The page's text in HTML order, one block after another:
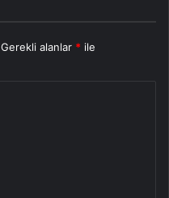
Gerekli alanlar * ile